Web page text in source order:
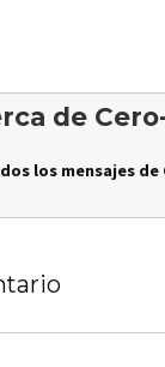
de
los mensajes de